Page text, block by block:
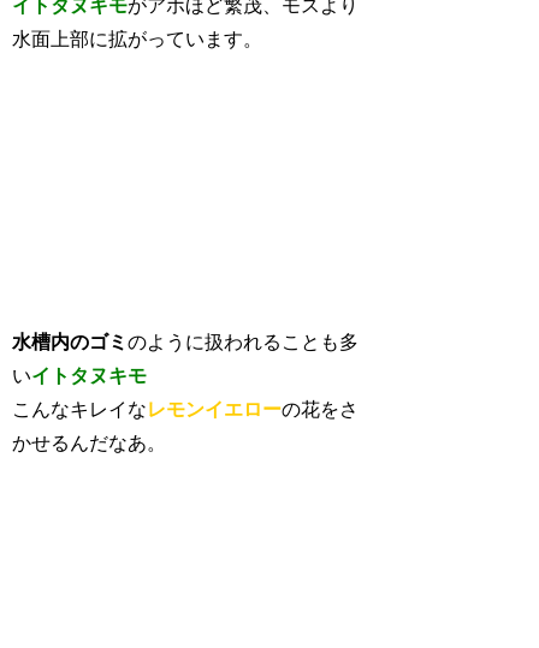
イトタヌキモがアホほど繁茂、モスより
水面上部に拡がっています。
水槽内のゴミのように扱われることも多
いイトタヌキモ
こんなキレイなレモンイエローの花をさ
かせるんだなあ。